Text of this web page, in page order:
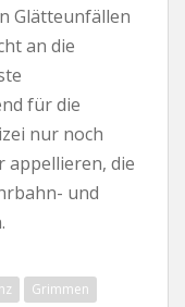
Glätteunfällen
an die
für die
nur noch
appellieren, die
und
Grimmen